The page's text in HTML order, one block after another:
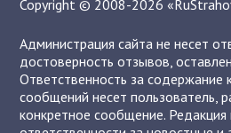
Copyright © 2008-2026
Администрация сайта не несет
достоверность отзывов,
Ответственность за содержание
сообщений несет пользователь,
конкретное сообщение. Редакция